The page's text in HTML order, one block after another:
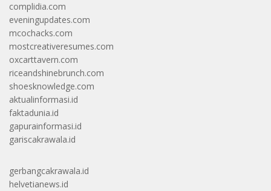
complidia.com
eveningupdates.com
mcochacks.com
mostcreativeresumes.com
oxcarttavern.com
riceandshinebrunch.com
shoesknowledge.com
aktualinformasi.id
faktadunia.id
gapurainformasi.id
gariscakrawala.id
gerbangcakrawala.id
helvetianews.id